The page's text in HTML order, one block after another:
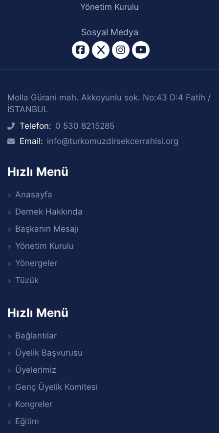
Yönetim Kurulu
Sosyal Medya
facebook
twitter
instagram
youtube
Molla Gürani mah. Akkoyunlu sok. No:43 D:4 Fatih /
İSTANBUL
icon
Telefon: 0 530 8215285
icon
Email: info@turkomuzdirsekcerrahisi.org
Hızlı Menü
Anasayfa
Dernek Hakkında
Başkanın Mesajı
Yönetim Kurulu
Yönergeler
Tüzük
Hızlı Menü
Bağlantılar
Üyelik Başvurusu
Üyelerimiz
Genç Üyelik Komitesi
Kongreler
Eğitim